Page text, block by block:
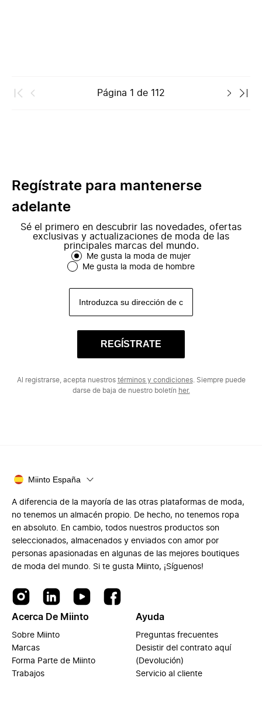
Página 1 de 112
Regístrate para mantenerse
adelante
Sé el primero en descubrir las novedades, ofertas
exclusivas y actualizaciones de moda de las
principales marcas del mundo.
Me gusta la moda de mujer
Me gusta la moda de hombre
REGÍSTRATE
Al registrarse, acepta nuestros términos y condiciones. Siempre puede
darse de baja de nuestro boletín her.
Miinto España
A diferencia de la mayoría de las otras plataformas de moda,
no tenemos un almacén propio. De hecho, no tenemos ropa
en absoluto. En cambio, todos nuestros productos son
seleccionados, almacenados y enviados con amor por
personas apasionadas en algunas de las mejores boutiques
de moda del mundo. Si te gusta Miinto, ¡Síguenos!
Acerca De Miinto
Sobre Miinto
Marcas
Forma Parte de Miinto
Trabajos
Ayuda
Preguntas frecuentes
Desistir del contrato aquí
(Devolución)
Servicio al cliente